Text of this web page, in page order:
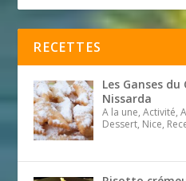
RECETTES
Les Ganses
Nissarda
A la une, Activité,
Dessert, Nice,